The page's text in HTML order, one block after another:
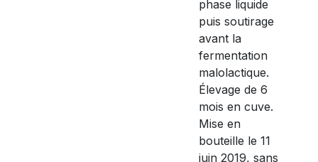
phase liquide
puis soutirage
avant la
fermentation
malolactique.
Élevage de 6
mois en cuve.
Mise en
bouteille le 11
juin 2019, sans